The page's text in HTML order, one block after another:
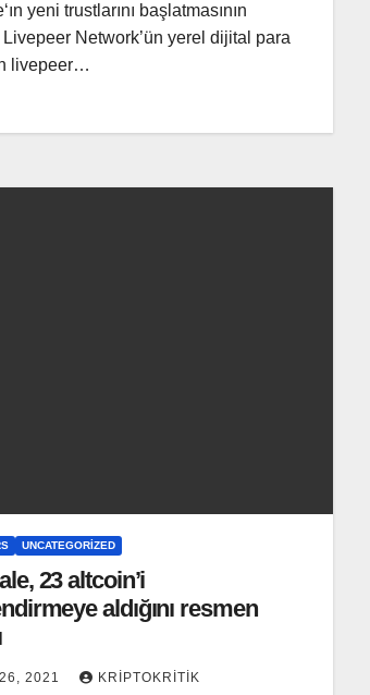
yeni trustlarını başlatmasının
Livepeer Network’ün yerel dijital para
livepeer…
UNCATEGORIZED
23 altcoin’i
aldığını resmen
2021 KRIPTOKRITIK